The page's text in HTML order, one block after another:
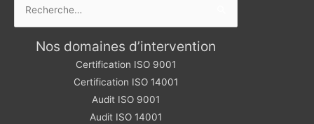
Nos domaines d’intervention
Certification ISO 9001
Certification ISO 14001
Audit ISO 9001
Audit ISO 14001